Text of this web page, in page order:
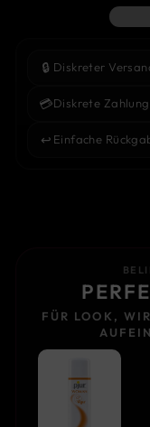
🔒 Diskreter
💳Diskrete Zahlung
↩️ Einfache
FÜR LOOK,